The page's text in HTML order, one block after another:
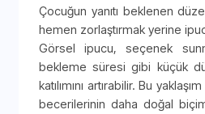
Çocuğun yanıtı beklenen
hemen zorlaştırmak yerine
Görsel ipucu, seçenek
bekleme süresi gibi küçük
katılımını artırabilir. Bu
becerilerinin daha doğal